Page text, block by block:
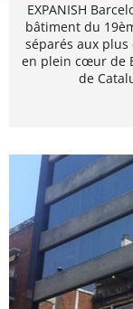
EXPANISH
bâtiment du
séparés aux
en plein cœur de
de